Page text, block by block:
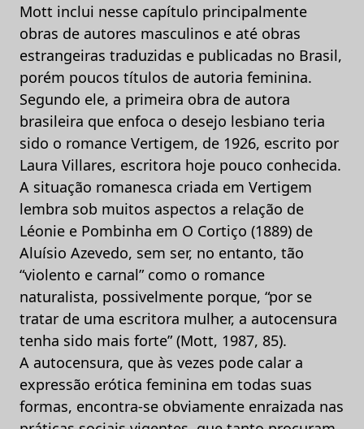
Mott inclui nesse capítulo principalmente
obras de autores masculinos e até obras
estrangeiras traduzidas e publicadas no Brasil,
porém poucos títulos de autoria feminina.
Segundo ele, a primeira obra de autora
brasileira que enfoca o desejo lesbiano teria
sido o romance Vertigem, de 1926, escrito por
Laura Villares, escritora hoje pouco conhecida.
A situação romanesca criada em Vertigem
lembra sob muitos aspectos a relação de
Léonie e Pombinha em O Cortiço (1889) de
Aluísio Azevedo, sem ser, no entanto, tão
“violento e carnal” como o romance
naturalista, possivelmente porque, “por se
tratar de uma escritora mulher, a autocensura
tenha sido mais forte” (Mott, 1987, 85).
A autocensura, que às vezes pode calar a
expressão erótica feminina em todas suas
formas, encontra-se obviamente enraizada nas